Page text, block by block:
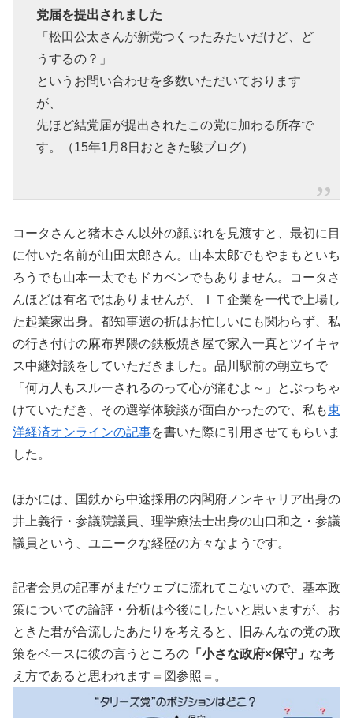
党届を提出されました
「松田公太さんが新党つくったみたいだけど、ど
うするの？」
というお問い合わせを多数いただいております
が、
先ほど結党届が提出されたこの党に加わる所存で
す。（15年1月8日おときた駿ブログ）
コータさんと猪木さん以外の顔ぶれを見渡すと、最初に目
に付いた名前が山田太郎さん。山本太郎でもやまもといち
ろうでも山本一太でもドカベンでもありません。コータさ
んほどは有名ではありませんが、ＩＴ企業を一代で上場し
た起業家出身。都知事選の折はお忙しいにも関わらず、私
の行き付けの麻布界隈の鉄板焼き屋で家入一真とツイキャ
ス中継対談をしていただきました。品川駅前の朝立ちで
「何万人もスルーされるのって心が痛むよ～」とぶっちゃ
けていただき、その選挙体験談が面白かったので、私も東
洋経済オンラインの記事を書いた際に引用させてもらいま
した。
ほかには、国鉄から中途採用の内閣府ノンキャリア出身の
井上義行・参議院議員、理学療法士出身の山口和之・参議
議員という、ユニークな経歴の方々なようです。
記者会見の記事がまだウェブに流れてこないので、基本政
策についての論評・分析は今後にしたいと思いますが、お
ときた君が合流したあたりを考えると、旧みんなの党の政
策をベースに彼の言うところの 「小さな政府×保守」 な考
え方であると思われます＝図参照＝。